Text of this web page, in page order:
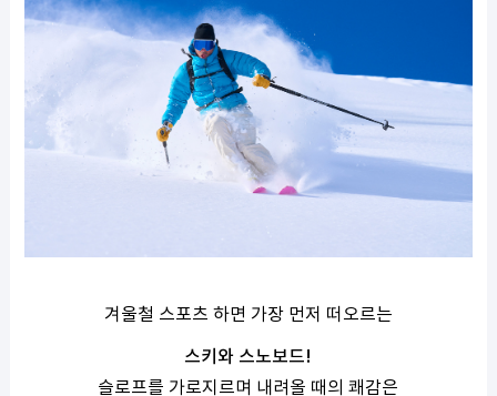
겨울철 스포츠 하면 가장 먼저 떠오르는
스키와 스노보드!
슬로프를 가로지르며 내려올 때의 쾌감은